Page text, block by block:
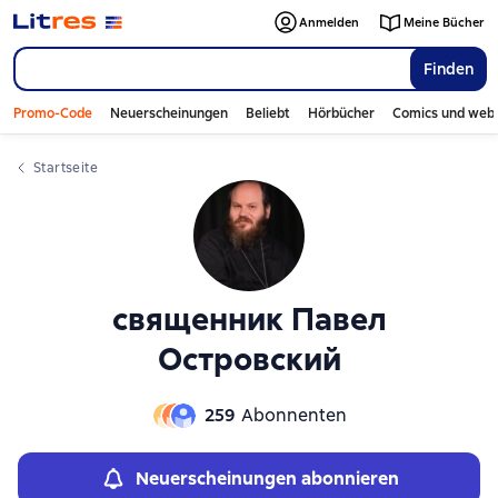
Finden
Anmelden Meine Bücher
Promo-Code Neuerscheinungen Beliebt Hörbücher Comics und
Startseite
священник Павел
Островский
259 Abonnenten
Neuerscheinungen abonnieren
Слайдер с книгами
Слайдер с книгами